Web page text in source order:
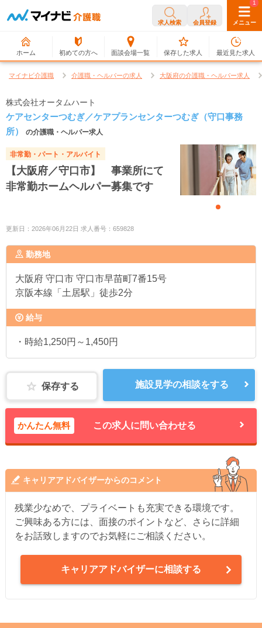
求人検索 会員登録 メニュー
ホーム 初めての方へ 面談会場一覧
0
保存した求人
1
最近見た求人
マイナビ介護職 介護職・ヘルパーの求人 大阪府の介護職・ヘルパー求人
株式会社オータムハート
ケアセンターつむぎ／ケアプランセンターつむぎ（守口事務
所）
の介護職・ヘルパー求人
非常勤・パート・アルバイト
【大阪府／守口市】 事業所にて
非常勤ホームヘルパー募集です
更新日：2026年06月22日 求人番号：659828
勤務地
大阪府 守口市 守口市早苗町7番15号
京阪本線「土居駅」徒歩2分
給与
・時給1,250円～1,450円
保存する 施設見学の相談をする
かんたん無料 この求人に問い合わせる
キャリアアドバイザーからのコメント
残業少なめで、プライベートも充実できる環境です。
ご興味ある方には、面接のポイントなど、さらに詳細
をお話致しますのでお気軽にご相談ください。
キャリアアドバイザーに相談する